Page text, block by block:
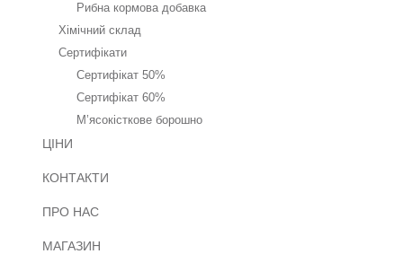
Рибна кормова добавка
Хімічний склад
Сертифікати
Сертифікат 50%
Сертифікат 60%
М’ясокісткове борошно
ЦІНИ
КОНТАКТИ
ПРО НАС
МАГАЗИН